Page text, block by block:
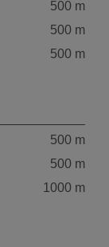
500 m
500 m
500 m
500 m
500 m
1000 m